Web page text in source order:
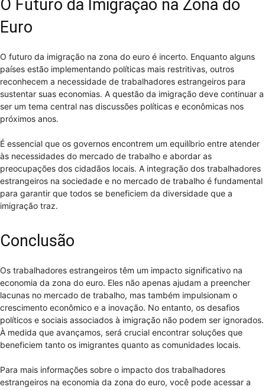
O Futuro da Imigração na Zona do
Euro
O futuro da imigração na zona do euro é incerto. Enquanto alguns
países estão implementando políticas mais restritivas, outros
reconhecem a necessidade de trabalhadores estrangeiros para
sustentar suas economias. A questão da imigração deve continuar a
ser um tema central nas discussões políticas e econômicas nos
próximos anos.
É essencial que os governos encontrem um equilíbrio entre atender
às necessidades do mercado de trabalho e abordar as
preocupações dos cidadãos locais. A integração dos trabalhadores
estrangeiros na sociedade e no mercado de trabalho é fundamental
para garantir que todos se beneficiem da diversidade que a
imigração traz.
Conclusão
Os trabalhadores estrangeiros têm um impacto significativo na
economia da zona do euro. Eles não apenas ajudam a preencher
lacunas no mercado de trabalho, mas também impulsionam o
crescimento econômico e a inovação. No entanto, os desafios
políticos e sociais associados à imigração não podem ser ignorados.
À medida que avançamos, será crucial encontrar soluções que
beneficiem tanto os imigrantes quanto as comunidades locais.
Para mais informações sobre o impacto dos trabalhadores
estrangeiros na economia da zona do euro, você pode acessar a